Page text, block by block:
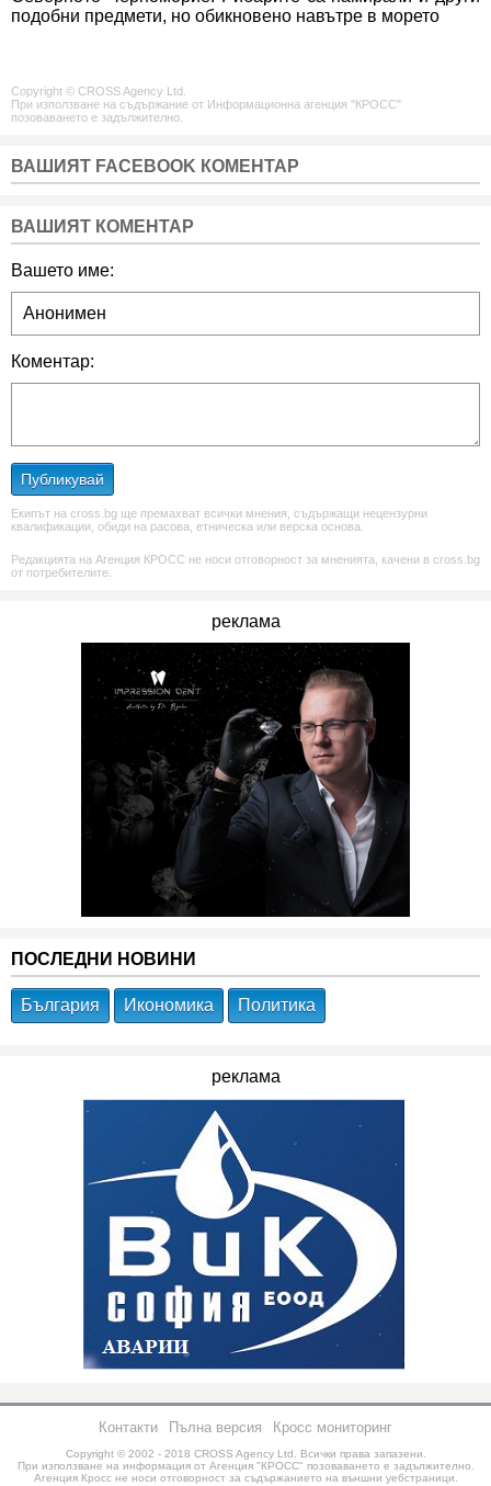
подобни предмети, но обикновено навътре в морето
Copyright © CROSS Agency Ltd.
При използване на съдържание от Информационна агенция "КРОСС"
позоваването е задължително.
ВАШИЯТ FACEBOOK КОМЕНТАР
ВАШИЯТ КОМЕНТАР
Вашето име:
Коментар:
Публикувай
Екипът на cross.bg ще премахват всички мнения, съдържащи нецензурни
квалификации, обиди на расова, етническа или верска основа.
Редакцията на Агенция КРОСС не носи отговорност за мненията, качени в cross.bg
от потребителите.
реклама
ПОСЛЕДНИ НОВИНИ
България Икономика Политика
реклама
Контакти Пълна версия Кросс мониторинг
Copyright © 2002 - 2018 CROSS Agency Ltd.
Всички права запазени.
При използване на информация от Агенция "КРОСС" позоваването е задължително.
Агенция Кросс не носи отговорност за съдържанието на външни уебстраници.